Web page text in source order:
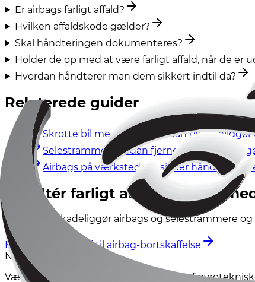
Er airbags farligt affald?
Hvilken affaldskode gælder?
Skal håndteringen dokumenteres?
Holder de op med at være farligt affald, når de er
Hvordan håndterer man dem sikkert indtil da?
Relaterede guider
Skrotte bil med airbag – sådan
Selestrammer – sådan fjerner og
Airbags på værkstedet – sikker håndtering
Håndtér farligt affald korrekt
BlastBox uskadeliggør airbags og selestrammere
BlastBox – værktøj til airbag-bortskaffelse
Nordic Making
Værktøj og viden til sikker håndtering af